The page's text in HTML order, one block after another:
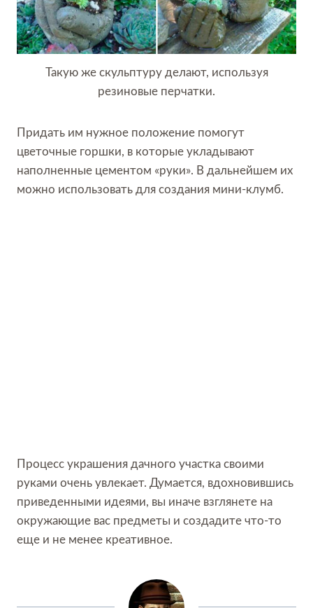
Такую же скульптуру делают, используя
резиновые перчатки.
Придать им нужное положение помогут
цветочные горшки, в которые укладывают
наполненные цементом «руки». В дальнейшем их
можно использовать для создания мини-клумб.
Процесс украшения дачного участка своими
руками очень увлекает. Думается, вдохновившись
приведенными идеями, вы иначе взглянете на
окружающие вас предметы и создадите что-то
еще и не менее креативное.